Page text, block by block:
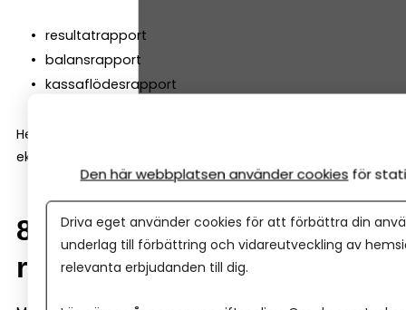
resultatrapport
balansrapport
kassaflödesrapport
Helst ska de vara enkla att läsa även för den som inte är
ekonom.
8. Samarbete med
redovisningskonsult
Den här webbplatsen använder cookies för
Driva eget använder cookies för att förbättra din
underlag till förbättring och vidareutveckling av
relevanta erbjudanden till dig.